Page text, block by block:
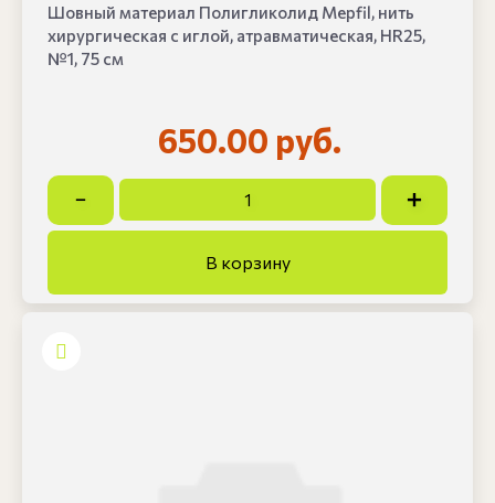
Шовный материал Полигликолид Mepfil, нить
хирургическая с иглой, атравматическая, HR25,
№1, 75 см
650.00 руб.